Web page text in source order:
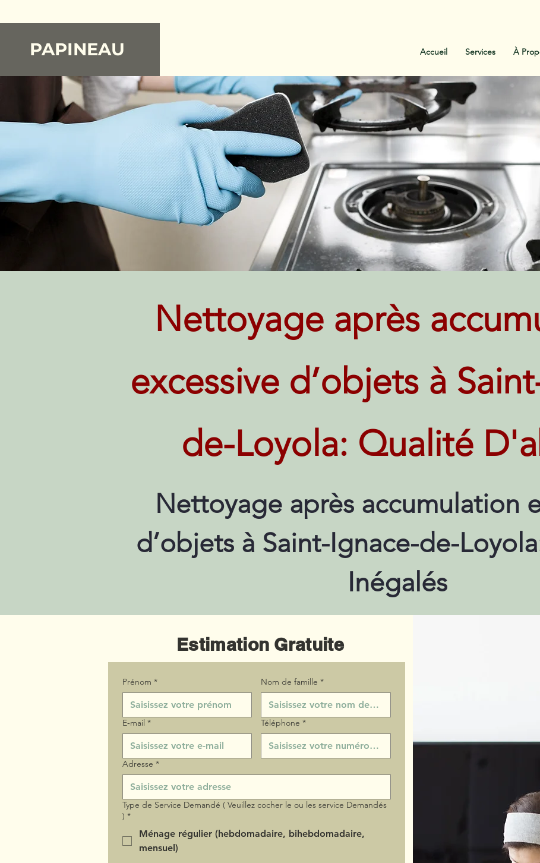
PAPINEAU Accueil Services À
Nettoyage après
excessive d’objets à
de-Loyola: Qualité
Nettoyage après accumulation
d’objets à Saint-Ignace-de-
Inégalés
Estimation Gratuite
Prénom * Nom de famille *
E‑mail * Téléphone *
Adresse *
Type de Service Demandé ( Veuillez cocher le ou les service Demandés
) *
Ménage régulier (hebdomadaire, bihebdomadaire,
mensuel)